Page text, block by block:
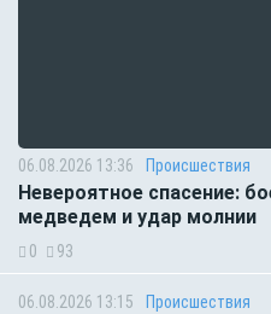
06.08.2026 13:36 Происшествия
Невероятное спасение:
медведем и удар молнии
0 93
06.08.2026 13:15 Происшествия